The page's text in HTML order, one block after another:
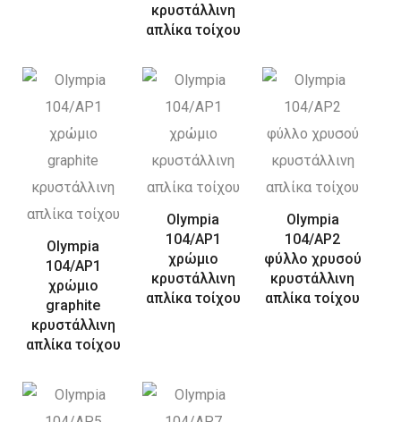
κρυστάλλινη
απλίκα τοίχου
Olympia
104/AP1
χρώμιο
graphite
κρυστάλλινη
απλίκα τοίχου
Olympia
104/AP1
χρώμιο
κρυστάλλινη
απλίκα τοίχου
Olympia
104/AP2
φύλλο χρυσού
κρυστάλλινη
απλίκα τοίχου